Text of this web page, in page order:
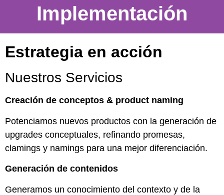
Implementación
Estrategia en acción
Nuestros Servicios
Creación de conceptos & product naming
Potenciamos nuevos productos con la generación de
upgrades conceptuales, refinando promesas,
clamings y namings para una mejor diferenciación.
Generación de contenidos
Generamos un conocimiento del contexto y de la